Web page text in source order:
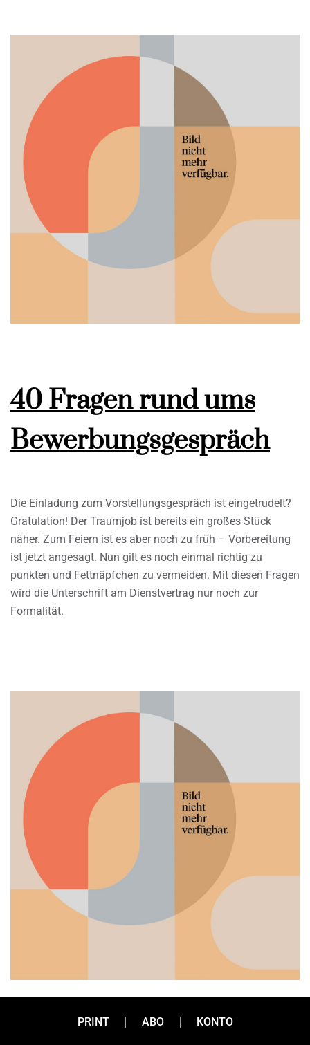
40 Fragen rund ums
Bewerbungsgespräch
Die Einladung zum Vorstellungsgespräch ist eingetrudelt?
Gratulation! Der Traumjob ist bereits ein großes Stück
näher. Zum Feiern ist es aber noch zu früh – Vorbereitung
ist jetzt angesagt. Nun gilt es noch einmal richtig zu
punkten und Fettnäpfchen zu vermeiden. Mit diesen Fragen
wird die Unterschrift am Dienstvertrag nur noch zur
Formalität.
PRINT ABO KONTO